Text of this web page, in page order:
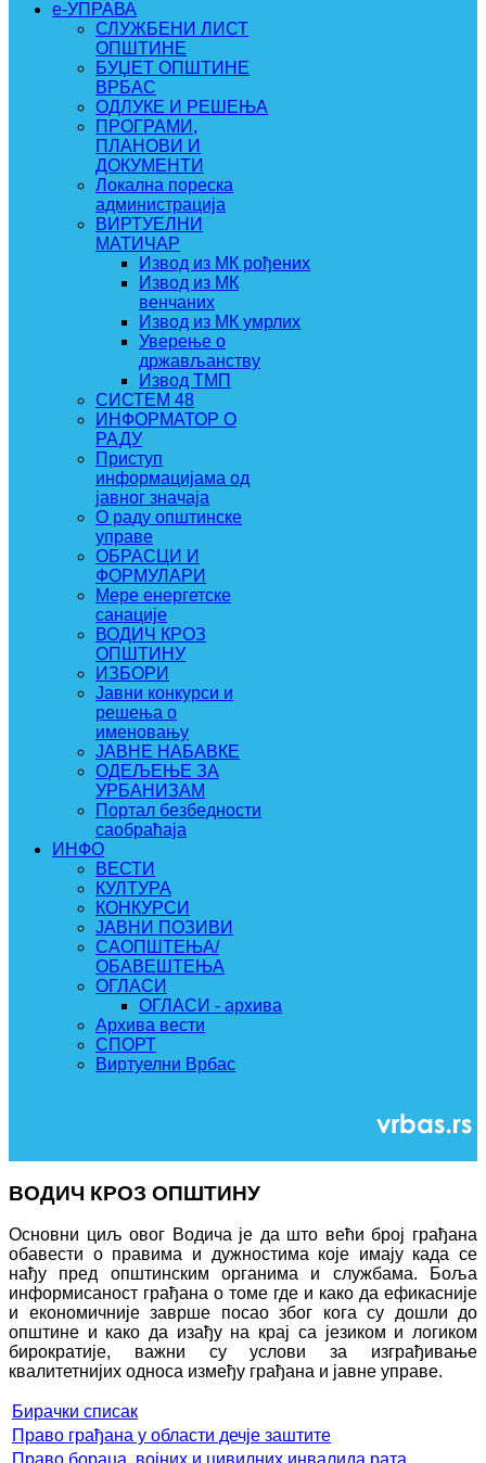
e-УПРАВА
СЛУЖБЕНИ ЛИСТ
ОПШТИНЕ
БУЏЕТ ОПШТИНЕ
ВРБАС
ОДЛУКЕ И РЕШЕЊА
ПРОГРАМИ,
ПЛАНОВИ И
ДОКУМЕНТИ
Локална пореска
администрација
ВИРТУЕЛНИ
МАТИЧАР
Извод из МК рођених
Извод из МК
венчаних
Извод из МК умрлих
Уверење о
држављанству
Извод ТМП
СИСТЕМ 48
ИНФОРМАТОР О
РАДУ
Приступ
информацијама од
јавног значаја
О раду општинске
управе
ОБРАСЦИ И
ФОРМУЛАРИ
Мере енергетске
санације
ВОДИЧ КРОЗ
ОПШТИНУ
ИЗБОРИ
Јавни конкурси и
решења о
именовању
ЈАВНЕ НАБАВКЕ
ОДЕЉЕЊЕ ЗА
УРБАНИЗАМ
Портал безбедности
саобраћаја
ИНФО
ВЕСТИ
КУЛТУРА
КОНКУРСИ
ЈАВНИ ПОЗИВИ
САОПШТЕЊА/
ОБАВЕШТЕЊА
ОГЛАСИ
ОГЛАСИ - архива
Архива вести
СПОРТ
Виртуелни Врбас
ВОДИЧ КРОЗ ОПШТИНУ
Основни циљ овог Водича је да што већи број грађана
обавести о правима и дужностима које имају када се
нађу пред општинским органима и службама. Боља
информисаност грађана о томе где и како да ефикасније
и економичније заврше посао због кога су дошли до
општине и како да изађу на крај са језиком и логиком
бирократије, важни су услови за изграђивање
квалитетнијих односа између грађана и јавне управе.
Бирачки списак
Право грађана у области дечје заштите